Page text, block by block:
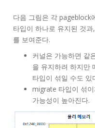
다음 그림은 각
타입이 하나로 유지된 것
를 보여준다.
커널은 가능하면 같
을 유지하려 하지만
타입이 섞일 수도 있
migrate 타입이 섞
가능성이 높아진다.